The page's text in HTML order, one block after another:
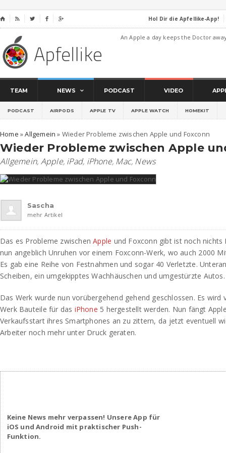
⌂     Hol Dir die Apfellike-App!
An Apple a day keeps the Doctor
TEAM NEWS PODCAST VIDEO
PODCAST AIRPODS APPLE TV APPLE WATCH HOMEKIT
Home »Allgemein » Wieder Probleme zwischen Apple und Foxconn
Wieder Probleme zwischen Apple
Allgemein, Apple, iPad, iPhone, Mac, News
Sascha
mehr Artikel
Das es Probleme zwischenApple und Foxconn gibt ist noch nichts
nun angeblich Unruhen vor einem Foxconn-Werk, wo auch 2000
Es gab eine Reihe von Festnahmen und sogar 40 Verletzte.
Scheiben, ein umgekipptes Wachhäuschen und umgestürzte Autos.
Das Werk wurde nun vorübergehend gehend geschlossen. Es
Werk Bauteile für das iPhone 5 hergestellt werden. Nun fängt
Verkaufsstart ihres Smartphones an zu zittern, da jetzt eventuell
Arbeiter noch mehr unter Druck geraten.
Keine News mehr verpassen! Unsere App für
iOS und Android mit praktischer Push-
Funktion.